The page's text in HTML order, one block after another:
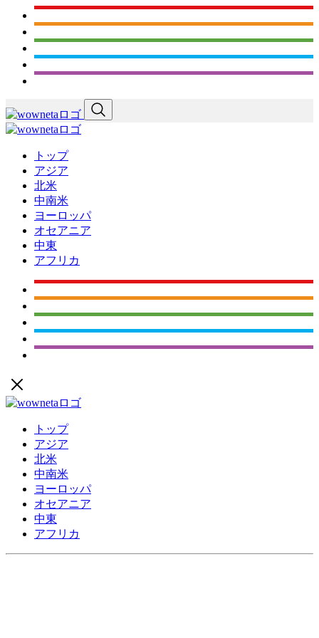
トップ
アジア
北米
中南米
ヨーロッパ
オセアニア
中東
アフリカ
トップ
アジア
北米
中南米
ヨーロッパ
オセアニア
中東
アフリカ